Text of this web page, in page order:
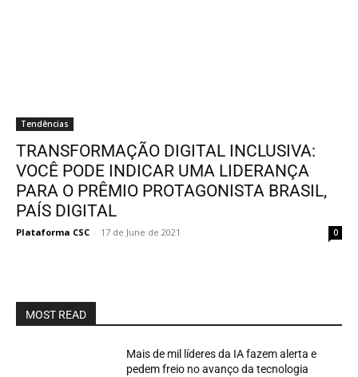
Tendências
TRANSFORMAÇÃO DIGITAL INCLUSIVA:
VOCÊ PODE INDICAR UMA LIDERANÇA
PARA O PRÊMIO PROTAGONISTA BRASIL,
PAÍS DIGITAL
Plataforma CSC - 17 de June de 2021 0
MOST READ
Mais de mil líderes da IA fazem alerta e
pedem freio no avanço da tecnologia